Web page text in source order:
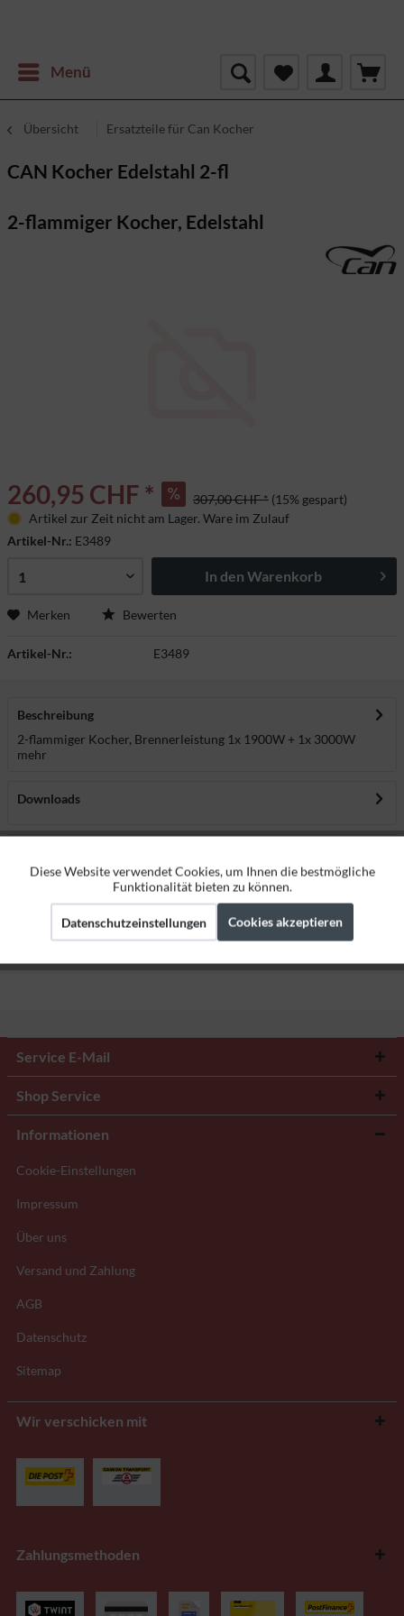
Menü
Übersicht Ersatzteile für Can Kocher
CAN Kocher Edelstahl 2-fl
2-flammiger Kocher, Edelstahl
260,95 CHF * 307,00 CHF * (15% gespart)
Artikel zur Zeit nicht am Lager. Ware im Zulauf
Artikel-Nr.: E3489
In den Warenkorb
Merken Bewerten
Artikel-Nr.: E3489
Beschreibung
2-flammiger Kocher, Brennerleistung 1x 1900W + 1x 3000W
mehr
Downloads
Bewertungen lesen, schreiben und diskutieren...mehr
Herstellerangaben
Service E-Mail
Shop Service
Informationen
Cookie-Einstellungen
Impressum
Über uns
Versand und Zahlung
AGB
Datenschutz
Sitemap
Wir verschicken mit
Zahlungsmethoden
Funktionale Aktiv
Marketing Aktiv
Diese Website verwendet Cookies, um Ihnen die bestmögliche
Funktionalität bieten zu können.
Datenschutzeinstellungen Cookies akzeptieren